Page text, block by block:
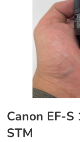
Canon EF-
STM